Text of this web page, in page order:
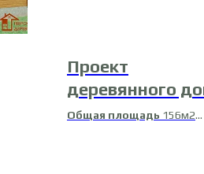
Проект
деревянного
15-Д-12
Общая площадь 156м2